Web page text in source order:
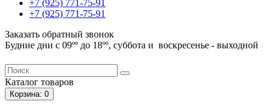
+7 (925) 771-75-91
+7 (925) 771-75-91
Заказать обратный звонок
Будние дни с 09ºº до 18ºº, суббота и воскресенье - выходной
Каталог товаров
Корзина: 0